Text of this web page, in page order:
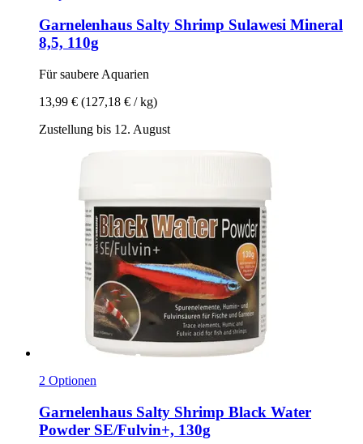
Garnelenhaus Salty Shrimp Sulawesi Mineral
8,5, 110g
Für saubere Aquarien
13,99 € (127,18 € / kg)
Zustellung bis 12. August
2 Optionen
Garnelenhaus Salty Shrimp Black Water
Powder SE/Fulvin+, 130g